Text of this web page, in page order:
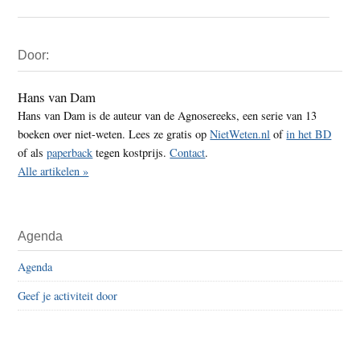
Sidebar
Door:
Hans van Dam
Hans van Dam is de auteur van de Agnosereeks, een serie van 13
boeken over niet-weten. Lees ze gratis opNietWeten.nl ofin het BD
of alspaperback tegen kostprijs.Contact.
Alle artikelen »
Agenda
Agenda
Geef je activiteit door